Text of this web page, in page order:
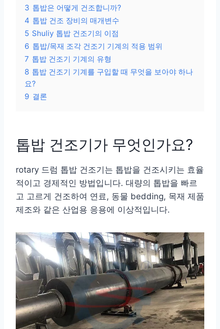
3 톱밥은 어떻게 건조합니까?
4 톱밥 건조 장비의 매개변수
5 Shuliy 톱밥 건조기의 이점
6 톱밥/목재 조각 건조기 기계의 적용 범위
7 톱밥 건조기 기계의 유형
8 톱밥 건조기 기계를 구입할 때 무엇을 보아야 하나
요?
9 결론
톱밥 건조기가 무엇인가요?
rotary 드럼 톱밥 건조기는 톱밥을 건조시키는 효율
적이고 경제적인 방법입니다. 대량의 톱밥을 빠르
고 고르게 건조하여 연료, 동물 bedding, 목재 제품
제조와 같은 산업용 응용에 이상적입니다.